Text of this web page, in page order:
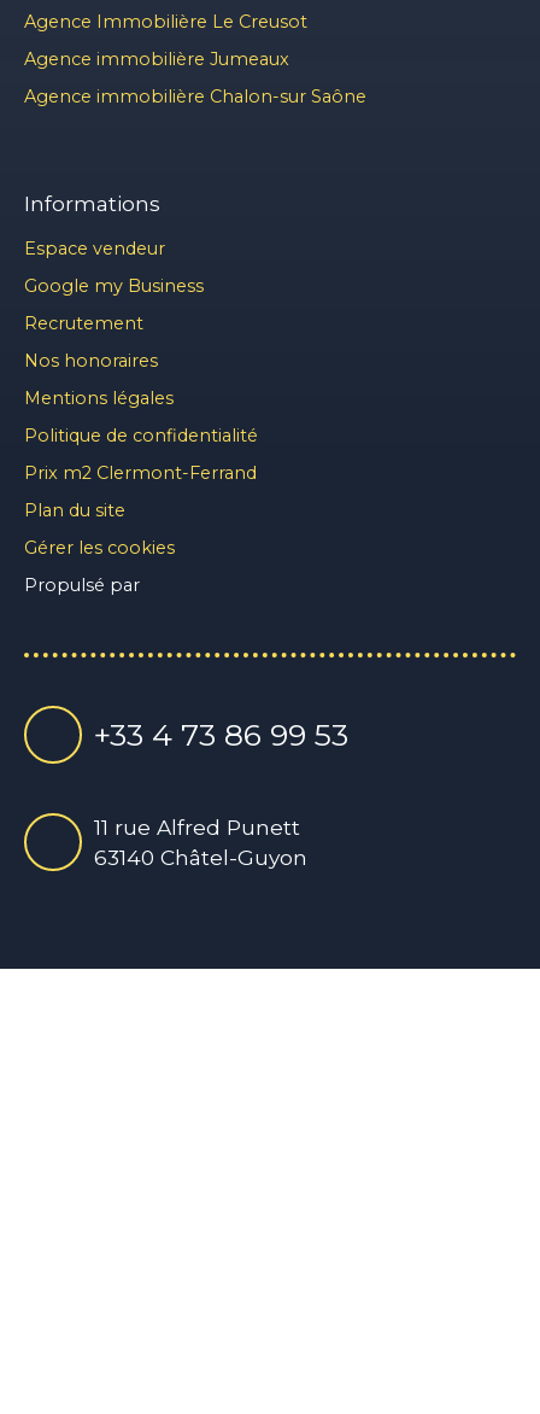
Agence Immobilière Le Creusot
Agence immobilière Jumeaux
Agence immobilière Chalon-sur Saône
Informations
Espace vendeur
Google my Business
Recrutement
Nos honoraires
Mentions légales
Politique de confidentialité
Prix m2 Clermont-Ferrand
Plan du site
Gérer les cookies
Propulsé par
+33 4 73 86 99 53
11 rue Alfred Punett
63140 Châtel-Guyon